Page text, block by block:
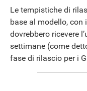
Le tempistiche di
base al modello, con
dovrebbero ricevere
settimane (come
fase di rilascio per i